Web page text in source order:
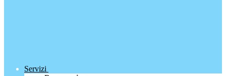
Servizi